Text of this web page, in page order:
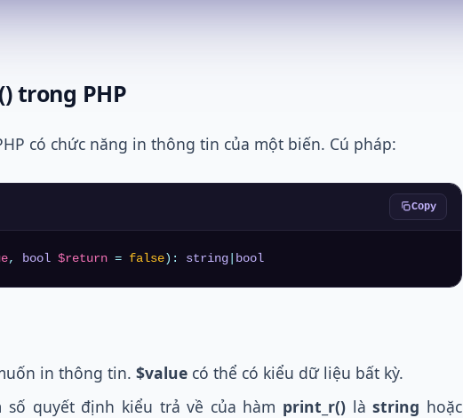
trong PHP
có chức năng in thông tin của một biến. Cú pháp:
Copy
, bool $return = false): string bool
in thông tin. $value có thể có kiểu dữ liệu bất kỳ.
số quyết định kiểu trả về của hàm print_r() làstring hoặc